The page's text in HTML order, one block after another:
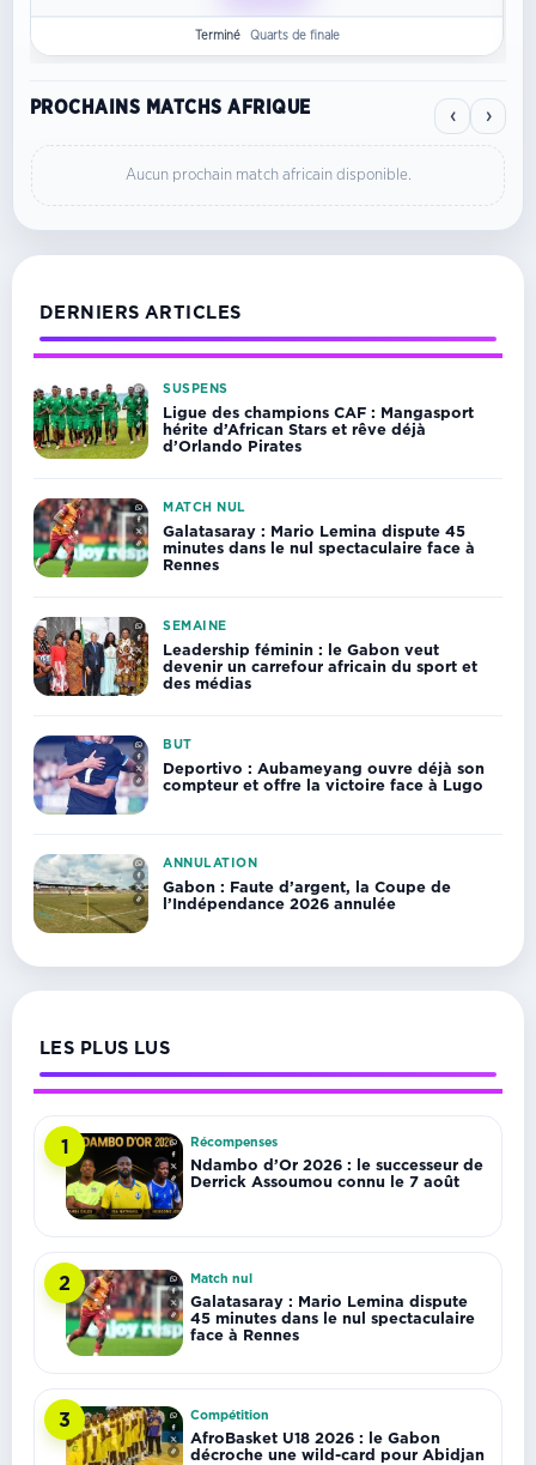
Terminé Quarts de finale
PROCHAINS MATCHS AFRIQUE ‹ ›
Aucun prochain match africain disponible.
DERNIERS ARTICLES
SUSPENS
Ligue des champions CAF : Mangasport
hérite d’African Stars et rêve déjà
d’Orlando Pirates
MATCH NUL
Galatasaray : Mario Lemina dispute 45
minutes dans le nul spectaculaire face à
Rennes
SEMAINE
Leadership féminin : le Gabon veut
devenir un carrefour africain du sport et
des médias
BUT
Deportivo : Aubameyang ouvre déjà son
compteur et offre la victoire face à Lugo
ANNULATION
Gabon : Faute d’argent, la Coupe de
l’Indépendance 2026 annulée
LES PLUS LUS
1 Récompenses
Ndambo d’Or 2026 : le successeur de
Derrick Assoumou connu le 7 août
2 Match nul
Galatasaray : Mario Lemina dispute
45 minutes dans le nul spectaculaire
face à Rennes
3 Compétition
AfroBasket U18 2026 : le Gabon
décroche une wild-card pour Abidjan